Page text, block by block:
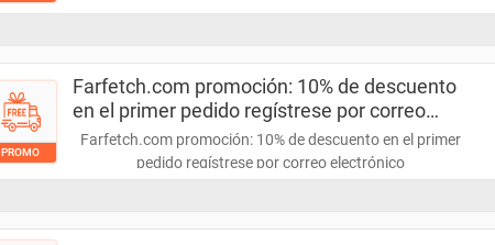
PROMO
Farfetch.com promoción: 10% de descuento
en el primer pedido regístrese por correo
electrónico
Farfetch.com promoción: 10% de descuento en el primer
pedido regístrese por correo electrónico